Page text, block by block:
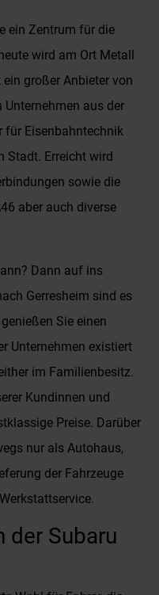
ein Zentrum für die
wird am Ort Metall
großer Anbieter von
aus der
für Eisenbahntechnik
Stadt. Erreicht wird
sowie die
aber auch diverse
Dann auf ins
Gerresheim sind es
Sie einen
Unternehmen existiert
im Familienbesitz.
Kundinnen und
Preise. Darüber
nur als Autohaus,
der Fahrzeuge
der Subaru